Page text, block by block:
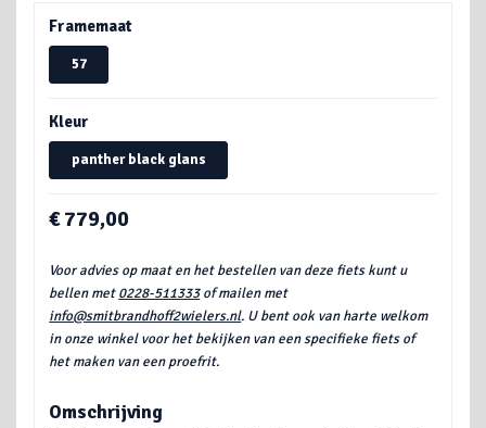
Framemaat
57
Kleur
panther black glans
€ 779,00
Voor advies op maat en het bestellen van deze fiets kunt u
bellen met0228-511333of mailen met
info@smitbrandhoff2wielers.nl. U bent ook van harte welkom
in onze winkel voor het bekijken van een specifieke fiets of
het maken van een proefrit.
Omschrijving